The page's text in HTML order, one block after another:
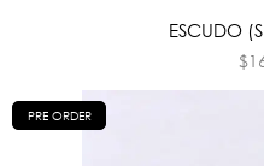
ESCUDO
$
PRE ORDER